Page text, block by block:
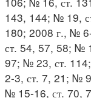
143, 144; № 19,
180; 2008 г., №
ст. 54, 57, 58; №
97; № 23, ст.
2-3, ст. 7, 21; №
№ 15-16, ст. 70,